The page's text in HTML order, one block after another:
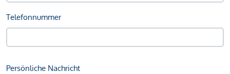
Telefonnummer
Persönliche Nachricht